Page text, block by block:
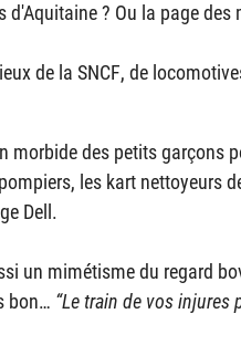
? Ou la page des
de laSNCF, de
morbide des petits garçons
les kart nettoyeurs
Dell.
un mimétisme du regard
bon… Le train de vos injures